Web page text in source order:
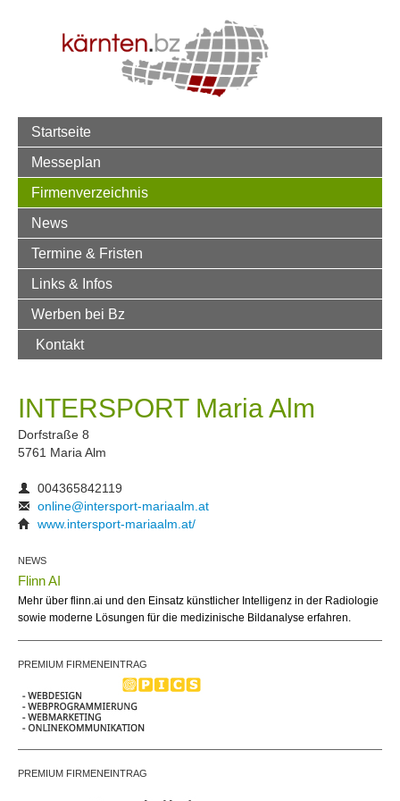
Startseite
Messeplan
Firmenverzeichnis
News
Termine & Fristen
Links & Infos
Werben bei Bz
Kontakt
INTERSPORT Maria Alm
Dorfstraße 8
5761 Maria Alm
004365842119
online@intersport-mariaalm.at
www.intersport-mariaalm.at/
NEWS
Flinn AI
Mehr über flinn.ai und den Einsatz künstlicher Intelligenz in der Radiologie
sowie moderne Lösungen für die medizinische Bildanalyse erfahren.
PREMIUM FIRMENEINTRAG
PREMIUM FIRMENEINTRAG